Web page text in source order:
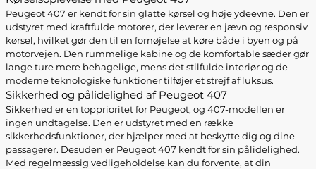
Peugeot 407 er kendt for sin glatte kørsel og høje ydeevne. Den er
udstyret med kraftfulde motorer, der leverer en jævn og responsiv
kørsel, hvilket gør den til en fornøjelse at køre både i byen og på
motorvejen. Den rummelige kabine og de komfortable sæder gør
lange ture mere behagelige, mens det stilfulde interiør og de
moderne teknologiske funktioner tilføjer et strejf af luksus.
Sikkerhed og pålidelighed af Peugeot 407
Sikkerhed er en topprioritet for Peugeot, og 407-modellen er
ingen undtagelse. Den er udstyret med en række
sikkerhedsfunktioner, der hjælper med at beskytte dig og dine
passagerer. Desuden er Peugeot 407 kendt for sin pålidelighed.
Med regelmæssig vedligeholdelse kan du forvente, at din